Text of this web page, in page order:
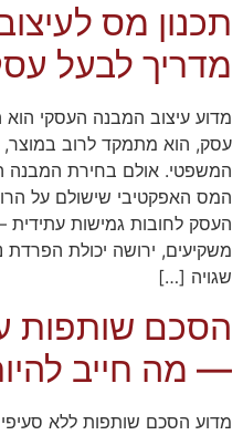
תכנון מס
מדריך לבעל
מדוע עיצוב המבנה העסקי
עסק, הוא מתמקד לרוב
המשפטי. אולם בחירת המבנה
המס האפקטיבי שישולם על
העסק לחובות גמישות
משקיעים, ירושה יכולת
שגויה […]
הסכם שותפות
— מה חייב
מדוע הסכם שותפות ללא